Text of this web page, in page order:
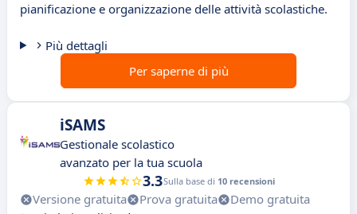
pianificazione e organizzazione delle attività scolastiche.
Più dettagli
Per saperne di più
iSAMS
Gestionale scolastico
avanzato per la tua scuola
3.3Sulla base di 10 recensioni
Versione gratuita Prova gratuita
Demo gratuita